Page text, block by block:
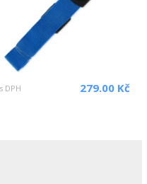
s DPH 279.00 Kč